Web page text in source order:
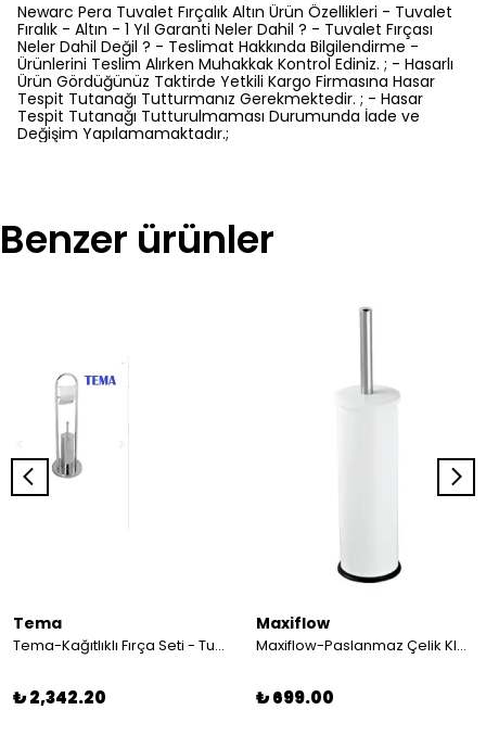
Newarc Pera Tuvalet Fırçalık Altın Ürün Özellikleri - Tuvalet
Fıralık - Altın - 1 Yıl Garanti Neler Dahil ? - Tuvalet Fırçası
Neler Dahil Değil ? - Teslimat Hakkında Bilgilendirme -
Ürünlerini Teslim Alırken Muhakkak Kontrol Ediniz. ; - Hasarlı
Ürün Gördüğünüz Taktirde Yetkili Kargo Firmasına Hasar
Tespit Tutanağı Tutturmanız Gerekmektedir. ; - Hasar
Tespit Tutanağı Tutturulmaması Durumunda İade ve
Değişim Yapılamamaktadır.;
Benzer ürünler
Tema
Tema-Kağıtlıklı Fırça Seti - Tuvalet Fırça Seti - Ayaklı Fırça Seti Paslanmaz
₺ 2,342.20
Maxiflow
Maxiflow-Paslanmaz Çelik Klozet Fırçası Beyaz Klozet Fırçası
₺ 699.00